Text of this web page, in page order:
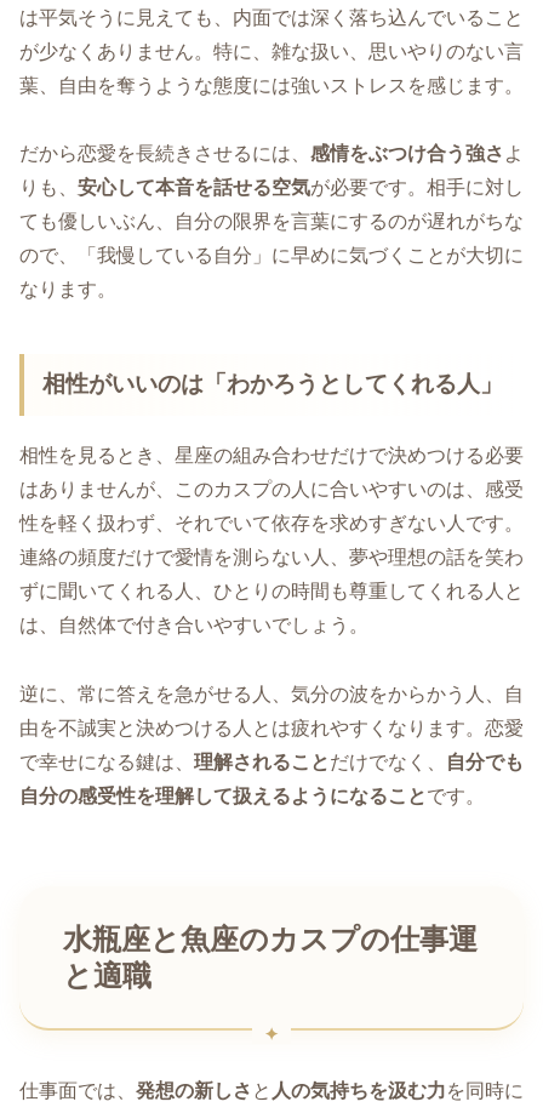
は平気そうに見えても、内面では深く落ち込んでいること
が少なくありません。特に、雑な扱い、思いやりのない言
葉、自由を奪うような態度には強いストレスを感じます。
だから恋愛を長続きさせるには、 感情をぶつけ合う強さ よ
りも、 安心して本音を話せる空気が必要です。相手に対し
ても優しいぶん、自分の限界を言葉にするのが遅れがちな
ので、「我慢している自分」に早めに気づくことが大切に
なります。
相性がいいのは「わかろうとしてくれる人」
相性を見るとき、星座の組み合わせだけで決めつける必要
はありませんが、このカスプの人に合いやすいのは、感受
性を軽く扱わず、それでいて依存を求めすぎない人です。
連絡の頻度だけで愛情を測らない人、夢や理想の話を笑わ
ずに聞いてくれる人、ひとりの時間も尊重してくれる人と
は、自然体で付き合いやすいでしょう。
逆に、常に答えを急がせる人、気分の波をからかう人、自
由を不誠実と決めつける人とは疲れやすくなります。恋愛
で幸せになる鍵は、 理解されることだけでなく、
自分でも
自分の感受性を理解して扱えるようになることです。
水瓶座と魚座のカスプの仕事運
と適職
仕事面では、 発想の新しさ と 人の気持ちを汲む力を同時に